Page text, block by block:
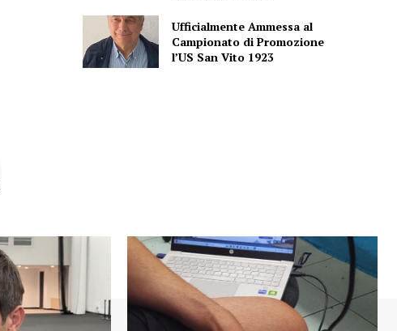
Ufficialmente Ammessa al
Campionato di Promozione
l’US San Vito 1923